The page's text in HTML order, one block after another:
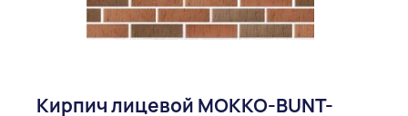
Кирпич лицевой МОККО-BUNT-